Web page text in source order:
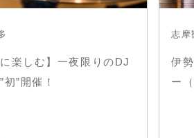
に楽しむ】一夜限りのDJ
”開催！
志摩
伊
ー